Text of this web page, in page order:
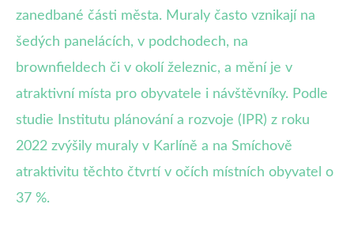
zanedbané části města. Muraly často vznikají na
šedých panelácích, v podchodech, na
brownfieldech či v okolí železnic, a mění je v
atraktivní místa pro obyvatele i návštěvníky. Podle
studie Institutu plánování a rozvoje (IPR) z roku
2022 zvýšily muraly v Karlíně a na Smíchově
atraktivitu těchto čtvrtí v očích místních obyvatel o
37 %.